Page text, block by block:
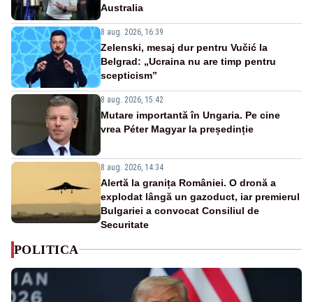
Australia
8 aug. 2026, 16:39
Zelenski, mesaj dur pentru Vučić la
Belgrad: „Ucraina nu are timp pentru
scepticism”
8 aug. 2026, 15:42
Mutare importantă în Ungaria. Pe cine
vrea Péter Magyar la președinție
8 aug. 2026, 14:34
Alertă la granița României. O dronă a
explodat lângă un gazoduct, iar premierul
Bulgariei a convocat Consiliul de
Securitate
POLITICA